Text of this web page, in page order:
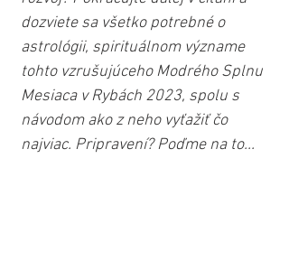
dozviete sa všetko potrebné o
astrológii, spirituálnom význame
tohto vzrušujúceho Modrého Splnu
Mesiaca v Rybách 2023, spolu s
návodom ako z neho vyťažiť čo
najviac. Pripravení? Poďme na to...